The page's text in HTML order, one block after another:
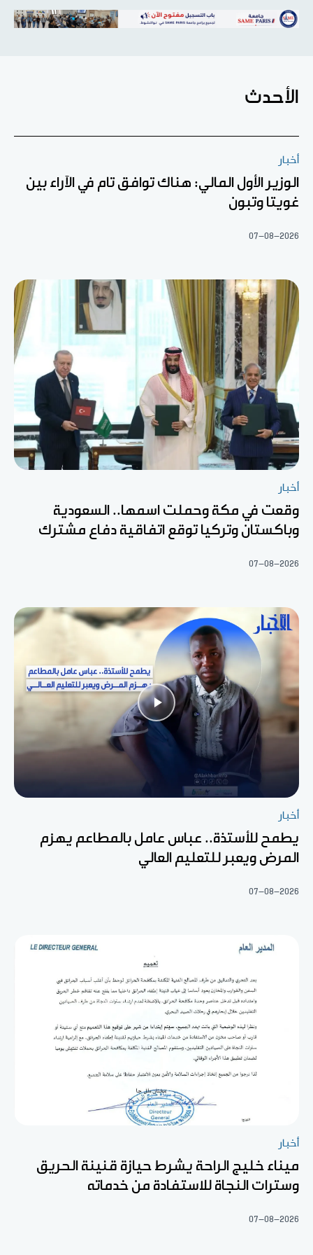
الأحدث
أخبار
الوزير الأول المالي: هناك توافق تام في الآراء بين
غويتا وتبون
07-08-2026
أخبار
وقعت في مكة وحملت اسمها.. السعودية
وباكستان وتركيا توقع اتفاقية دفاع مشترك
07-08-2026
أخبار
يطمح للأستذة.. عباس عامل بالمطاعم يهزم
المرض ويعبر للتعليم العالي
07-08-2026
أخبار
ميناء خليج الراحة يشرط حيازة قنينة الحريق
وسترات النجاة للاستفادة من خدماته
07-08-2026